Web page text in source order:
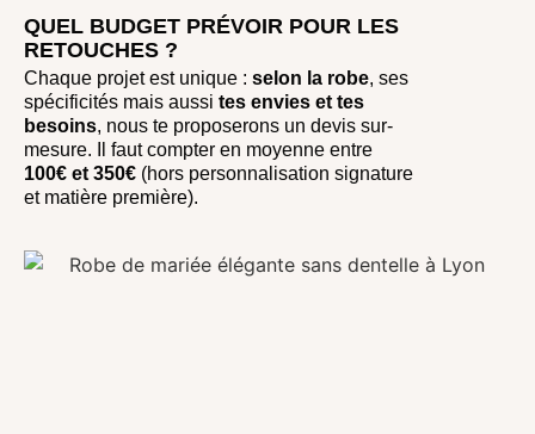
QUEL BUDGET PRÉVOIR POUR LES
RETOUCHES ?
Chaque projet est unique : selon la robe, ses
spécificités mais aussi tes envies et tes
besoins, nous te proposerons un devis sur-
mesure. Il faut compter en moyenne entre
100€ et 350€ (hors personnalisation signature
et matière première).